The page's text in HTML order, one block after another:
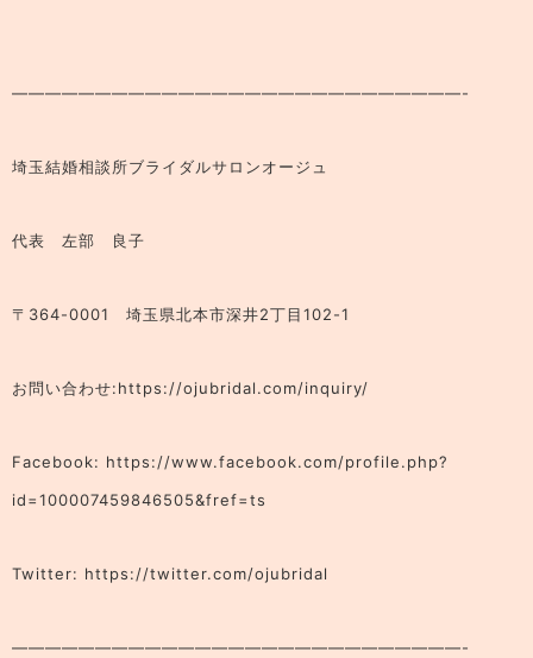
———————————————————————————-
埼玉結婚相談所ブライダルサロンオージュ
代表 左部 良子
〒364-0001 埼玉県北本市深井2丁目102-1
お問い合わせ:https://ojubridal.com/inquiry/
Facebook: https://www.facebook.com/profile.php?
id=100007459846505&fref=ts
Twitter: https://twitter.com/ojubridal
———————————————————————————-